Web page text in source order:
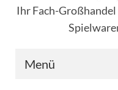
Ihr Fach-
Menü